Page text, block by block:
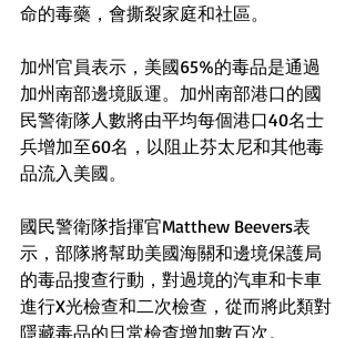
命的毒藥，會撕裂家庭和社區。
加州官員表示，美國65%的毒品是通過
加州南部邊境販運。加州南部港口的國
民警衛隊人數將由平均每個港口40名士
兵增加至60名，以阻止芬太尼和其他毒
品流入美國。
國民警衛隊指揮官Matthew Beevers表
示，部隊將幫助美國海關和邊境保護局
的毒品搜查行動，對過境的汽車和卡車
進行X光檢查和二次檢查，從而將此類對
隱藏毒品的日常檢查增加數百次。